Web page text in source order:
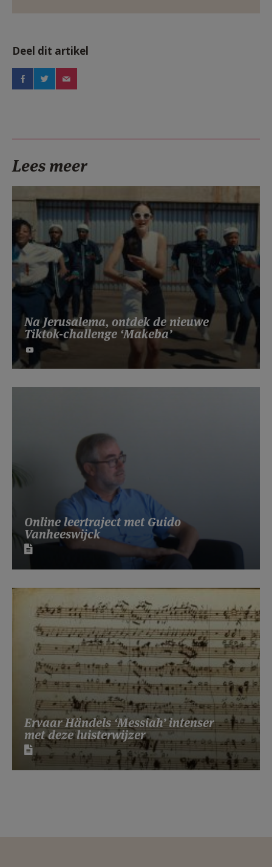
Deel dit artikel
Lees meer
Na Jerusalema, ontdek de nieuwe
Tiktok-challenge ‘Makeba’
Online leertraject met Guido
Vanheeswijck
Ervaar Händels ‘Messiah’ intenser
met deze luisterwijzer